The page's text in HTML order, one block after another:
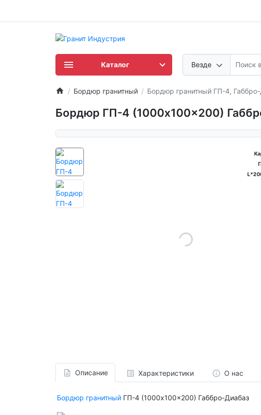
Везде
Каталог
Бордюр гранитный Бордюр гранитный ГП-4,
Бордюр ГП-4 (1000x100x200)
Описание Характеристики О нас
Бордюр гранитный ГП-4 (1000x100x200) Габбро-Диабаз